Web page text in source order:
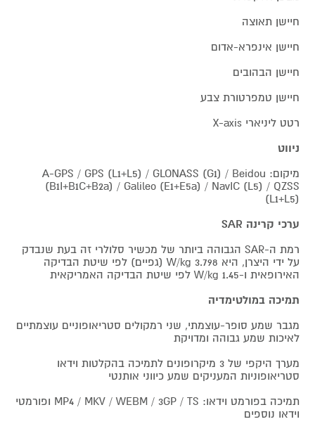
חיישן תאוצה
חיישן אינפרא-אדום
חיישן הבהובים
חיישן טמפרטורת צבע
רטט ליניארי X-axis
ניווט
מיקום: A-GPS / GPS (L1+L5) / GLONASS (G1) / Beidou
(B1I+B1C+B2a) / Galileo (E1+E5a) / NavIC (L5) / QZSS
(L1+L5)
ערכי קרינה SAR
רמת ה-SAR הגבוהה ביותר של מכשיר סלולרי זה בעת שנבדק
על ידי היצרן, היא 3.798 W/kg (גפיים) לפי שיטת הבדיקה
האירופאית ו-1.45 W/kg לפי שיטת הבדיקה האמריקאית
תמיכה במולטימדיה
מגבר שמע סופר-עוצמתי, שני רמקולים סטריאופוניים עוצמתיים
לאיכות שמע גבוהה ומדויקת
מערך היקפי של 3 מיקרופונים לתמיכה בהקלטות וידאו
סטריאופוניות המעניקים שמע כיווני אותנטי
תמיכה בפורמט וידאו: MP4 / MKV / WEBM / 3GP / TS ופורמטי
וידאו נוספים